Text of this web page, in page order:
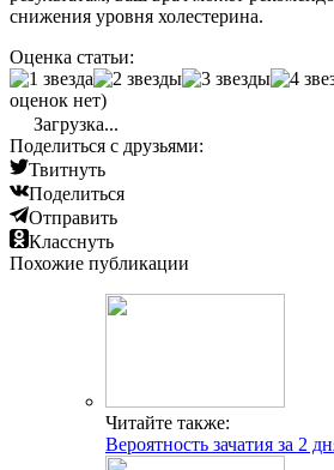
снижения уровня холестерина.
Оценка статьи:
оценок нет)
Загрузка...
Поделиться с друзьями:
Твитнуть
Поделиться
Отправить
Класснуть
Похожие публикации
Читайте также:
Вероятность зачатия за 2